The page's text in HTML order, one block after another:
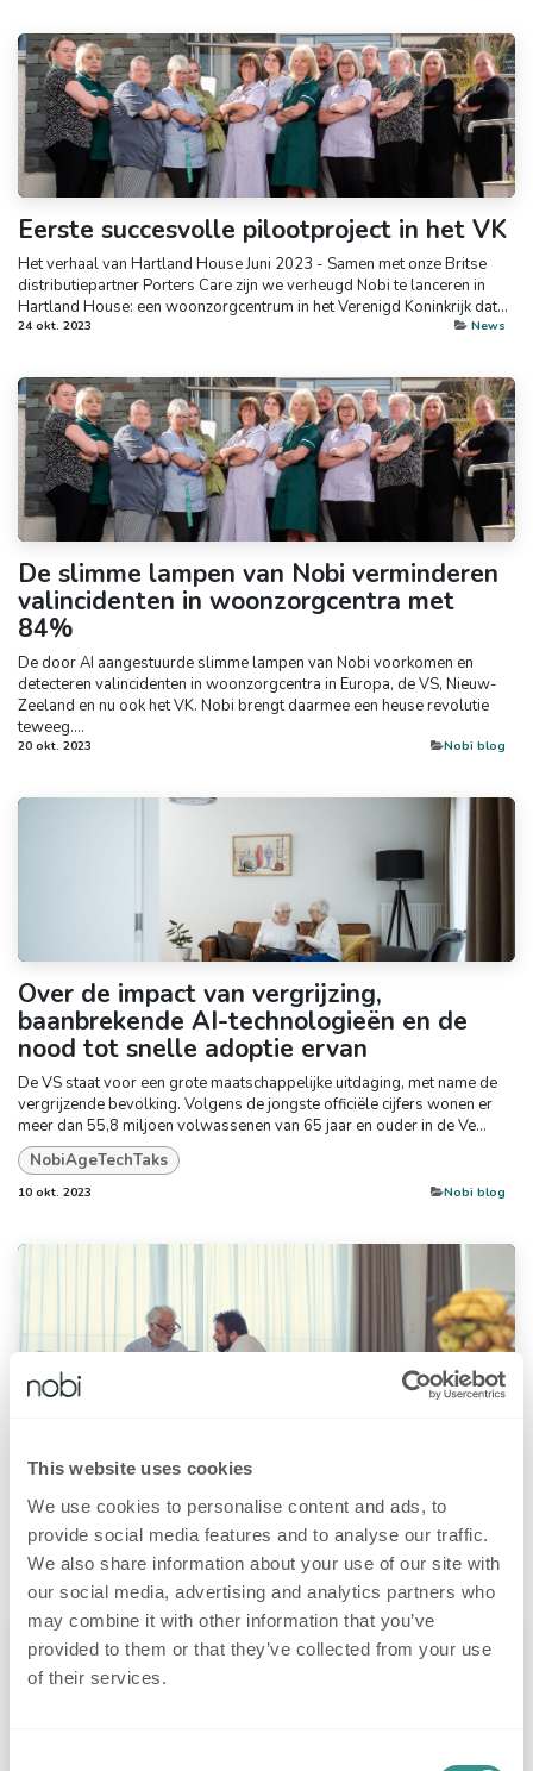
This website uses cookies
We use cookies to personalise content and ads, to
provide social media features and to analyse our traffic.
We also share information about your use of our site with
our social media, advertising and analytics partners who
may combine it with other information that you’ve
provided to them or that they’ve collected from your use
of their services.
Eerste succesvolle pilootproject in het VK
Het verhaal van Hartland House Juni 2023 - Samen met onze Britse
distributiepartner Porters Care zijn we verheugd Nobi te lanceren in
Hartland House: een woonzorgcentrum in het Verenigd Koninkrijk dat...
24 okt. 2023 News
De slimme lampen van Nobi verminderen
valincidenten in woonzorgcentra met
84%
De door AI aangestuurde slimme lampen van Nobi voorkomen en
detecteren valincidenten in woonzorgcentra in Europa, de VS, Nieuw-
Zeeland en nu ook het VK. Nobi brengt daarmee een heuse revolutie
teweeg....
20 okt. 2023 ​Nobi blog
Over de impact van vergrijzing,
baanbrekende AI-technologieën en de
nood tot snelle adoptie ervan
De VS staat voor een grote maatschappelijke uitdaging, met name de
vergrijzende bevolking. Volgens de jongste officiële cijfers wonen er
meer dan 55,8 miljoen volwassenen van 65 jaar en ouder in de Ve...
NobiAgeTechTaks
10 okt. 2023 ​Nobi blog
drastisch
Auteur: Roeland Pelgrims, CEO en mede-oprichter van Nobi Het aantal
Nederlanders dat overlijdt na een val is vorig jaar met maar liefst 15
procent gestegen. Dat blijkt uit nieuwe cijfers van het Neder...
5 okt. 2023 ​Nobi blog